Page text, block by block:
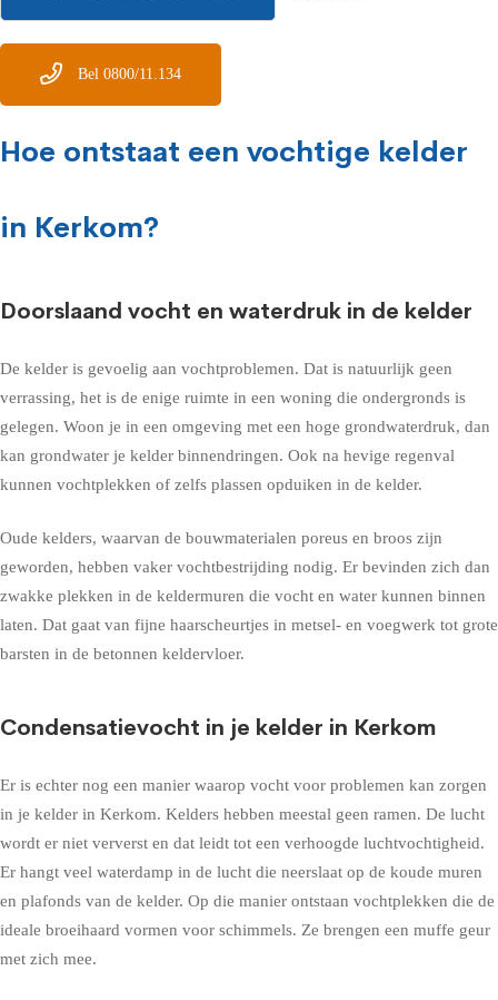
Bel 0800/11.134
Hoe ontstaat een vochtige kelder
in Kerkom?
Doorslaand vocht en waterdruk in de kelder
De kelder is gevoelig aan vochtproblemen. Dat is natuurlijk geen
verrassing, het is de enige ruimte in een woning die ondergronds is
gelegen. Woon je in een omgeving met een hoge grondwaterdruk, dan
kan grondwater je kelder binnendringen. Ook na hevige regenval
kunnen vochtplekken of zelfs plassen opduiken in de kelder.
Oude kelders, waarvan de bouwmaterialen poreus en broos zijn
geworden, hebben vaker vochtbestrijding nodig. Er bevinden zich dan
zwakke plekken in de keldermuren die vocht en water kunnen binnen
laten. Dat gaat van fijne haarscheurtjes in metsel- en voegwerk tot grote
barsten in de betonnen keldervloer.
Condensatievocht in je kelder in Kerkom
Er is echter nog een manier waarop vocht voor problemen kan zorgen
in je kelder in Kerkom. Kelders hebben meestal geen ramen. De lucht
wordt er niet ververst en dat leidt tot een verhoogde luchtvochtigheid.
Er hangt veel waterdamp in de lucht die neerslaat op de koude muren
en plafonds van de kelder. Op die manier ontstaan vochtplekken die de
ideale broeihaard vormen voor schimmels. Ze brengen een muffe geur
met zich mee.